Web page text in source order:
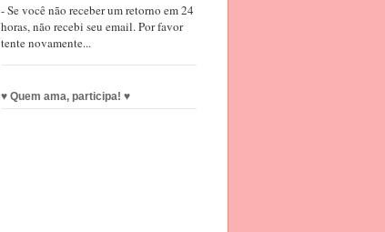
- Se você não receber um retorno em 24
horas, não recebi seu email. Por favor
tente novamente...
♥ Quem ama, participa! ♥